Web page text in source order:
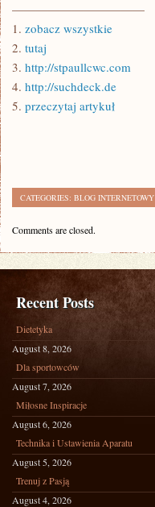
———————————
1. zobacz wszystkie
2. tutaj
3. http://stpaullcwc.com
4. http://suchdeck.de
5. przeczytaj artykuł
CATEGORIES: BLOG INTERNETOWY
Comments are closed.
Recent Posts
Dietetyka
August 8, 2026
Dla sportowców
August 7, 2026
Miłosne Inspiracje
August 6, 2026
Technika i Ustawienia Aparatu
August 5, 2026
Trenuj z Pasją
August 4, 2026